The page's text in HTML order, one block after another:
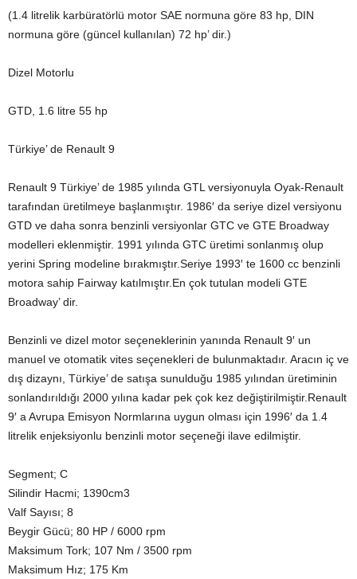
(1.4 litrelik karbüratörlü motor SAE normuna göre 83 hp, DIN
normuna göre (güncel kullanılan) 72 hp’ dir.)
Dizel Motorlu
GTD, 1.6 litre 55 hp
Türkiye’ de Renault 9
Renault 9 Türkiye’ de 1985 yılında GTL versiyonuyla Oyak-Renault
tarafından üretilmeye başlanmıştır. 1986′ da seriye dizel versiyonu
GTD ve daha sonra benzinli versiyonlar GTC ve GTE Broadway
modelleri eklenmiştir. 1991 yılında GTC üretimi sonlanmış olup
yerini Spring modeline bırakmıştır.Seriye 1993′ te 1600 cc benzinli
motora sahip Fairway katılmıştır.En çok tutulan modeli GTE
Broadway’ dir.
Benzinli ve dizel motor seçeneklerinin yanında Renault 9′ un
manuel ve otomatik vites seçenekleri de bulunmaktadır. Aracın iç ve
dış dizaynı, Türkiye’ de satışa sunulduğu 1985 yılından üretiminin
sonlandırıldığı 2000 yılına kadar pek çok kez değiştirilmiştir.Renault
9′ a Avrupa Emisyon Normlarına uygun olması için 1996′ da 1.4
litrelik enjeksiyonlu benzinli motor seçeneği ilave edilmiştir.
Segment; C
Silindir Hacmi; 1390cm3
Valf Sayısı; 8
Beygir Gücü; 80 HP / 6000 rpm
Maksimum Tork; 107 Nm / 3500 rpm
Maksimum Hız; 175 Km